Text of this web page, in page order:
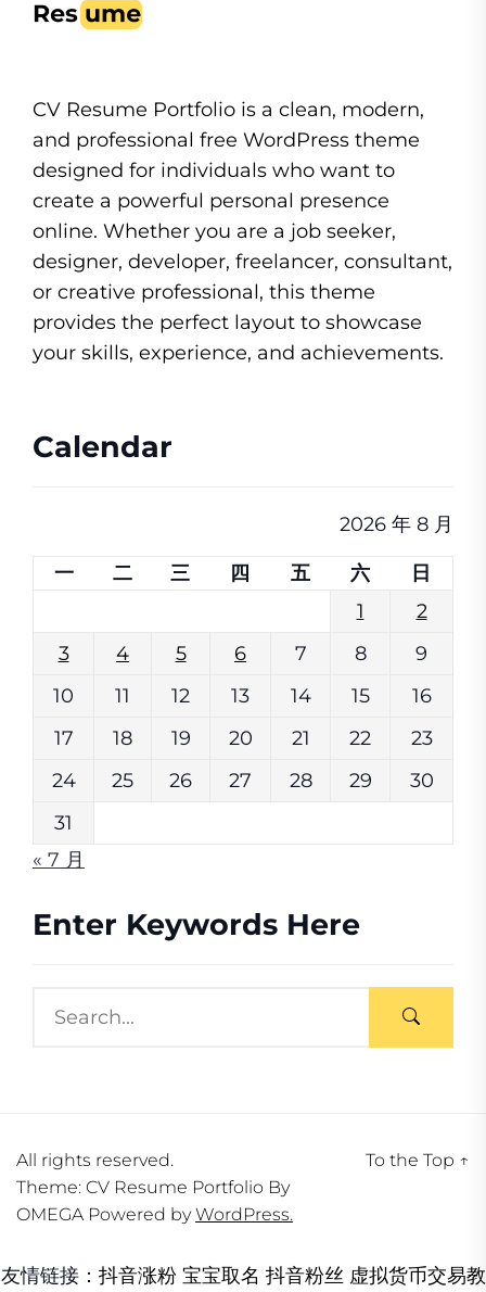
CV Resume Portfolio is a clean, modern,
and professional free WordPress theme
designed for individuals who want to
create a powerful personal presence
online. Whether you are a job seeker,
designer, developer, freelancer, consultant,
or creative professional, this theme
provides the perfect layout to showcase
your skills, experience, and achievements.
Calendar
2026 年 8 月
一 二 三 四 五 六
日
1
2
3
4 5 6 7 8
9
10
11 12 13 14 15
16
17
18 19 20 21 22
23
24
25 26 27 28 29
30
31
« 7 月
Enter Keywords Here
All rights reserved.
Theme: CV Resume Portfolio By
OMEGA Powered byWordPress.
To the Top ↑
友情链接： 抖音涨粉 宝宝取名 抖音粉丝 虚拟货币交易教